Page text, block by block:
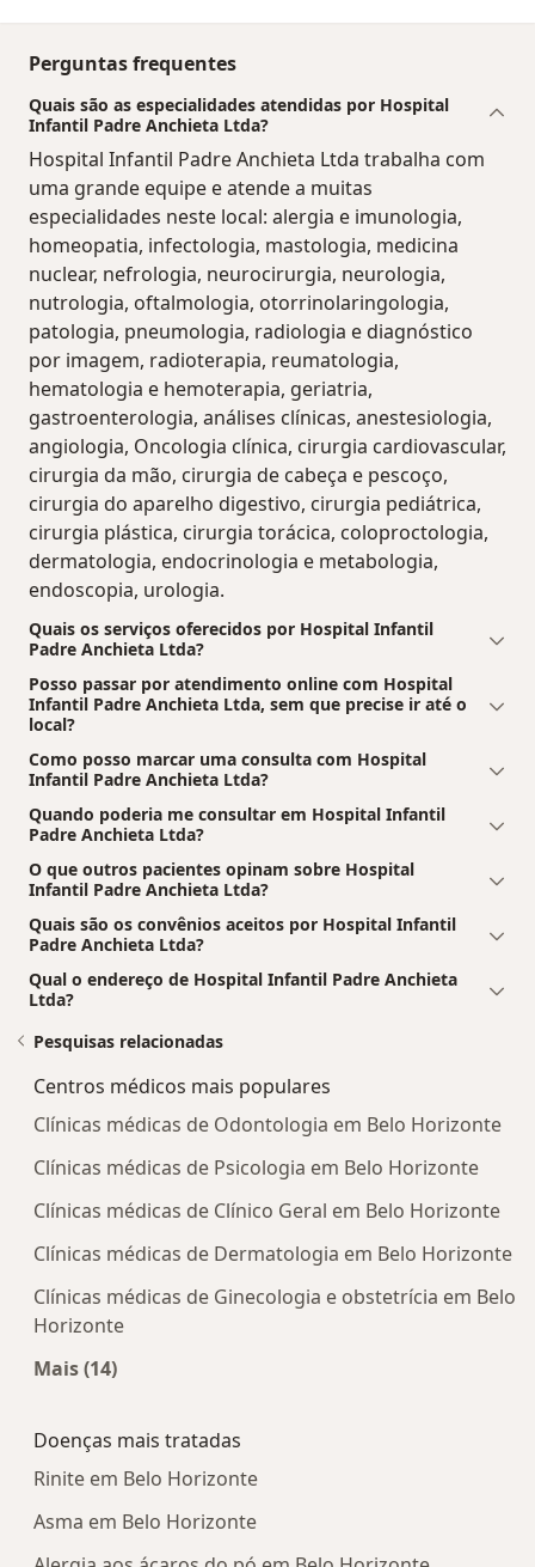
Perguntas frequentes
Quais são as especialidades atendidas por Hospital
Infantil Padre Anchieta Ltda?
Hospital Infantil Padre Anchieta Ltda trabalha com
uma grande equipe e atende a muitas
especialidades neste local: alergia e imunologia,
homeopatia, infectologia, mastologia, medicina
nuclear, nefrologia, neurocirurgia, neurologia,
nutrologia, oftalmologia, otorrinolaringologia,
patologia, pneumologia, radiologia e diagnóstico
por imagem, radioterapia, reumatologia,
hematologia e hemoterapia, geriatria,
gastroenterologia, análises clínicas, anestesiologia,
angiologia, Oncologia clínica, cirurgia cardiovascular,
cirurgia da mão, cirurgia de cabeça e pescoço,
cirurgia do aparelho digestivo, cirurgia pediátrica,
cirurgia plástica, cirurgia torácica, coloproctologia,
dermatologia, endocrinologia e metabologia,
endoscopia, urologia.
Quais os serviços oferecidos por Hospital Infantil
Padre Anchieta Ltda?
Posso passar por atendimento online com Hospital
Infantil Padre Anchieta Ltda, sem que precise ir até o
local?
Como posso marcar uma consulta com Hospital
Infantil Padre Anchieta Ltda?
Quando poderia me consultar em Hospital Infantil
Padre Anchieta Ltda?
O que outros pacientes opinam sobre Hospital
Infantil Padre Anchieta Ltda?
Quais são os convênios aceitos por Hospital Infantil
Padre Anchieta Ltda?
Qual o endereço de Hospital Infantil Padre Anchieta
Ltda?
Pesquisas relacionadas
Centros médicos mais populares
Clínicas médicas de Odontologia em Belo Horizonte
Clínicas médicas de Psicologia em Belo Horizonte
Clínicas médicas de Clínico Geral em Belo Horizonte
Clínicas médicas de Dermatologia em Belo Horizonte
Clínicas médicas de Ginecologia e obstetrícia em Belo
Horizonte
Mais (14)
Doenças mais tratadas
Rinite em Belo Horizonte
Asma em Belo Horizonte